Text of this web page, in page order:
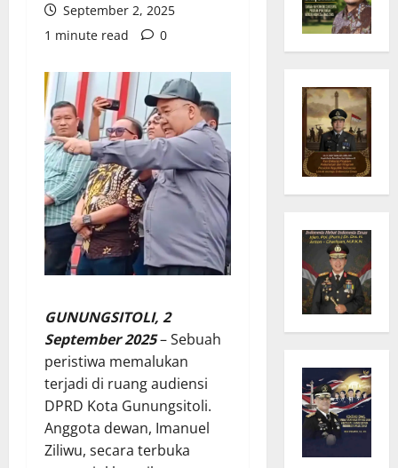
September 2, 2025
1 minute read
0
GUNUNGSITOLI, 2
September 2025– Sebuah
peristiwa memalukan
terjadi di ruang audiensi
DPRD Kota Gunungsitoli.
Anggota dewan, Imanuel
Ziliwu, secara terbuka